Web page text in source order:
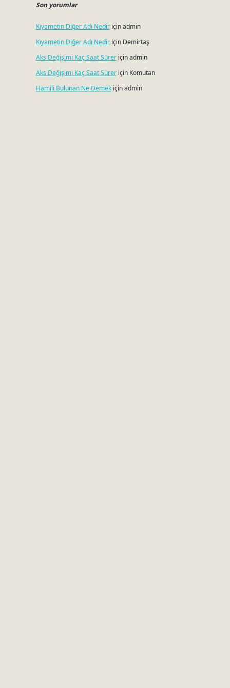
Son yorumlar
Kıyametin Diğer Adı Nediriçinadmin
Kıyametin Diğer Adı Nediriçin Demirtaş
Aks Değişimi Kaç Saat Süreriçinadmin
Aks Değişimi Kaç Saat Süreriçin Komutan
Hamili Bulunan Ne Demekiçinadmin